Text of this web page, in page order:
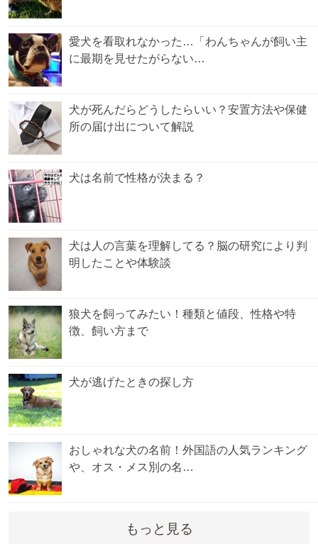
愛犬を看取れなかった…「わんちゃんが飼い主
に最期を見せたがらない…
犬が死んだらどうしたらいい？安置方法や保健
所の届け出について解説
犬は名前で性格が決まる？
犬は人の言葉を理解してる？脳の研究により判
明したことや体験談
狼犬を飼ってみたい！種類と値段、性格や特
徴、飼い方まで
犬が逃げたときの探し方
おしゃれな犬の名前！外国語の人気ランキング
や、オス・メス別の名…
もっと見る